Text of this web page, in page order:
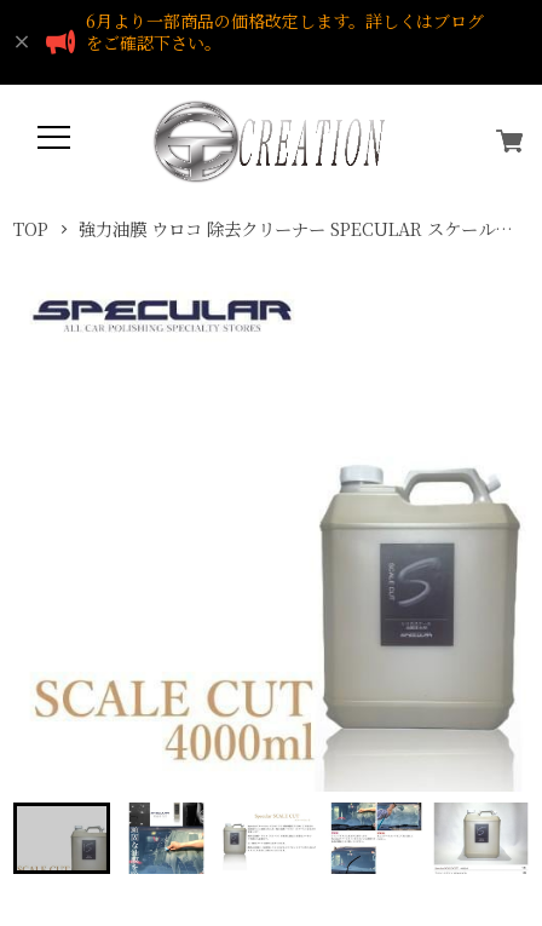
6月より一部商品の価格改定します。詳しくはブログ
をご確認下さい。
TOP 強力油膜 ウロコ 除去クリーナー SPECULAR スケールカット SCALE CUT 4000ml スペキュラー